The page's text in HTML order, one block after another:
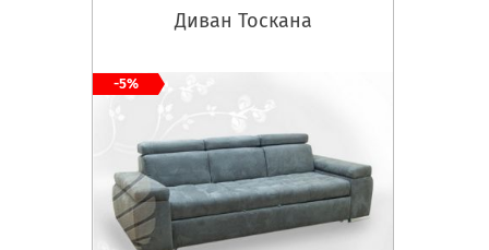
Диван Тоскана
-5%